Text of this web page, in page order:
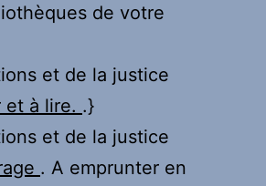
de votre
et de la justice
et à lire. .}
et de la justice
. A emprunter en